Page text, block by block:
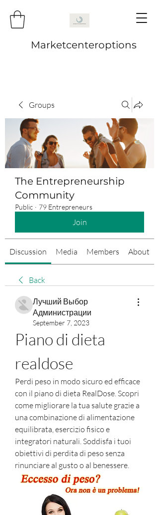
Marketcenteroptions
Groups
The Entrepreneurship
Community
Public · 79 Entrepreneurs
Join
Discussion Media Members About
Back
Лучший Выбор
Администрации
September 7, 2023
Piano di dieta
realdose
Perdi peso in modo sicuro ed efficace
con il piano di dieta RealDose. Scopri
come migliorare la tua salute grazie a
una combinazione di alimentazione
equilibrata, esercizio fisico e
integratori naturali. Soddisfa i tuoi
obiettivi di perdita di peso senza
rinunciare al gusto o al benessere.